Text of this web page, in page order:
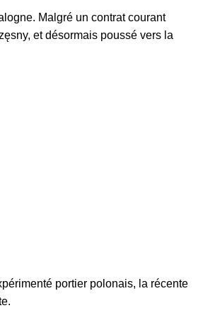
Malgré un contrat courant
et désormais poussé vers la
portier polonais, la récente